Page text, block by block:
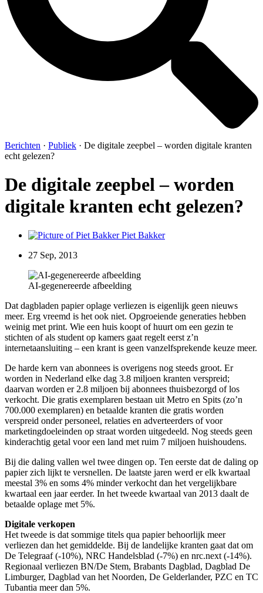
Berichten · Publiek · De digitale zeepbel – worden digitale kranten
echt gelezen?
De digitale zeepbel – worden
digitale kranten echt gelezen?
Piet Bakker
27 Sep, 2013
AI-gegenereerde afbeelding
Dat dagbladen papier oplage verliezen is eigenlijk geen nieuws
meer. Erg vreemd is het ook niet. Opgroeiende generaties hebben
weinig met print. Wie een huis koopt of huurt om een gezin te
stichten of als student op kamers gaat regelt eerst z’n
internetaansluiting – een krant is geen vanzelfsprekende keuze meer.
De harde kern van abonnees is overigens nog steeds groot. Er
worden in Nederland elke dag 3.8 miljoen kranten verspreid;
daarvan worden er 2.8 miljoen bij abonnees thuisbezorgd of los
verkocht. Die gratis exemplaren bestaan uit Metro en Spits (zo’n
700.000 exemplaren) en betaalde kranten die gratis worden
verspreid onder personeel, relaties en adverteerders of voor
marketingdoeleinden op straat worden uitgedeeld. Nog steeds geen
kinderachtig getal voor een land met ruim 7 miljoen huishoudens.
Bij die daling vallen wel twee dingen op. Ten eerste dat de daling op
papier zich lijkt te versnellen. De laatste jaren werd er elk kwartaal
meestal 3% en soms 4% minder verkocht dan het vergelijkbare
kwartaal een jaar eerder. In het tweede kwartaal van 2013 daalt de
betaalde oplage met 5%.
Digitale verkopen
Het tweede is dat sommige titels qua papier behoorlijk meer
verliezen dan het gemiddelde. Bij de landelijke kranten gaat dat om
De Telegraaf (-10%), NRC Handelsblad (-7%) en nrc.next (-14%).
Regionaal verliezen BN/De Stem, Brabants Dagblad, Dagblad De
Limburger, Dagblad van het Noorden, De Gelderlander, PZC en TC
Tubantia meer dan 5%.